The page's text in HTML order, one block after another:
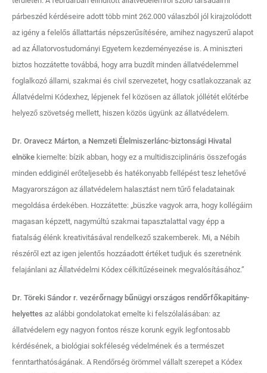
párbeszéd kérdéseire adott több mint 262.000 válaszból jól kirajzolódott
az igény a felelős állattartás népszerűsítésére, amihez nagyszerű alapot
ad az Állatorvostudományi Egyetem kezdeményezése is. A miniszteri
biztos hozzátette továbbá, hogy arra buzdít minden állatvédelemmel
foglalkozó állami, szakmai és civil szervezetet, hogy csatlakozzanak az
Állatvédelmi Kódexhez, lépjenek fel közösen az állatok jóllétét előtérbe
helyező szövetség mellett, hiszen közös ügyünk az állatvédelem.
Dr. Oravecz Márton, a Nemzeti Élelmiszerlánc-biztonsági Hivatal
elnöke kiemelte: bízik abban, hogy ez a multidiszciplináris összefogás
minden eddiginél erőteljesebb és hatékonyabb fellépést tesz lehetővé
Magyarországon az állatvédelem halasztást nem tűrő feladatainak
megoldása érdekében. Hozzátette: „büszke vagyok arra, hogy kollégáim
magasan képzett, nagymúltú szakmai tapasztalattal vagy épp a
fiatalság élénk kreativitásával rendelkező szakemberek. Mi, a Nébih
részéről ezt az igen jelentős hozzáadott értéket tudjuk és szeretnénk
felajánlani az Állatvédelmi Kódex célkitűzéseinek megvalósításához.”
Dr. Töreki Sándor r. vezérőrnagy bűnügyi országos rendőrfőkapitány-
helyettes az alábbi gondolatokat emelte ki felszólalásában: az
állatvédelem egy nagyon fontos része korunk egyik legfontosabb
kérdésének, a biológiai sokféleség védelmének és a természet
fenntarthatóságának. A Rendőrség örömmel vállalt szerepet a Kódex